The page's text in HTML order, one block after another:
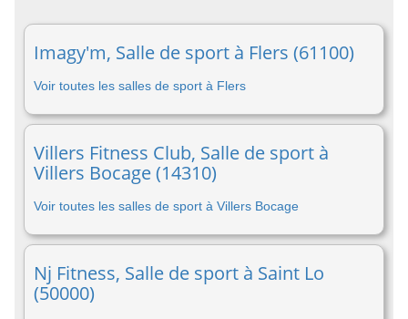
Imagy'm, Salle de sport à Flers (61100)
Voir toutes les salles de sport à Flers
Villers Fitness Club, Salle de sport à
Villers Bocage (14310)
Voir toutes les salles de sport à Villers Bocage
Nj Fitness, Salle de sport à Saint Lo
(50000)